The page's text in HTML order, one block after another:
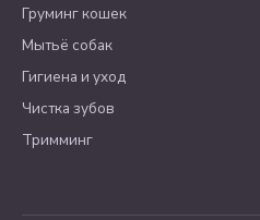
Груминг кошек
Мытьё собак
Гигиена и уход
Чистка зубов
Тримминг